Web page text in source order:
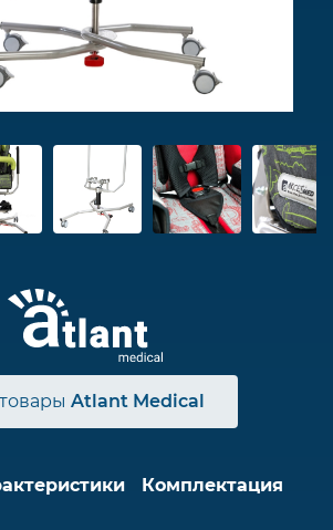
Atlant Medical
Комплектация